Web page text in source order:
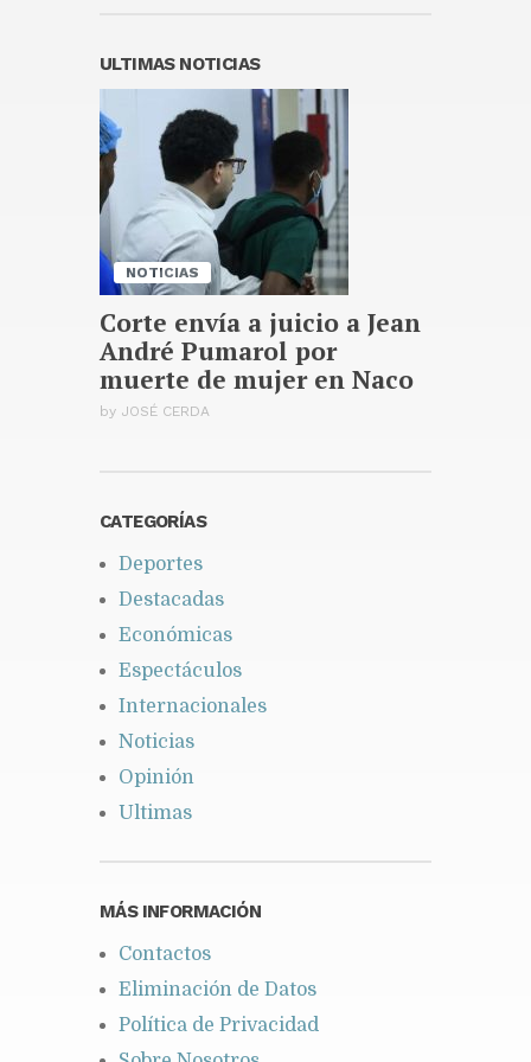
británico sobre seguridad en
Publicado hace 4 horas
José Antonio Kast anuncia
reforma constitucional para
mejorar la seguridad en Chile
Publicado hace 4 horas
ULTIMAS NOTICIAS
NOTICIAS
Corte envía a juicio a Jean
André Pumarol por
muerte de mujer en Naco
by JOSÉ CERDA
CATEGORÍAS
Deportes
Destacadas
Económicas
Espectáculos
Internacionales
Noticias
Opinión
Ultimas
MÁS INFORMACIÓN
Contactos
Eliminación de Datos
Política de Privacidad